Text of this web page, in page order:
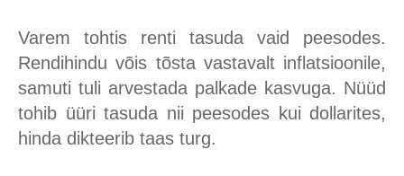
Varem tohtis renti tasuda vaid peesodes.
Rendihindu võis tõsta vastavalt inflatsioonile,
samuti tuli arvestada palkade kasvuga. Nüüd
tohib üüri tasuda nii peesodes kui dollarites,
hinda dikteerib taas turg.